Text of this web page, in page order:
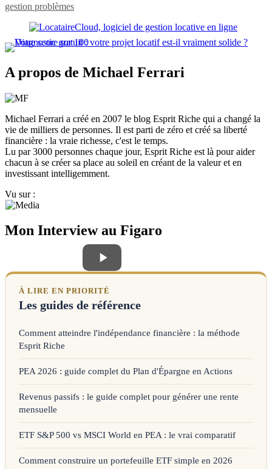
gestion problèmes
A propos de Michael Ferrari
Michael Ferrari a créé en 2007 le blog Esprit Riche qui a changé la
vie de milliers de personnes. Il est parti de zéro et créé sa liberté
financière : la vraie richesse, c'est le temps.
Lu par 3000 personnes chaque jour, Esprit Riche est là pour aider
chacun à se créer sa place au soleil en créant de la valeur et en
investissant intelligemment.
Vu sur :
Mon Interview au Figaro
À LIRE EN PRIORITÉ
Les guides de référence
Comment atteindre l'indépendance financière : la méthode
Esprit Riche
PEA 2026 : guide complet du Plan d'Épargne en Actions
Revenus passifs : le guide complet pour générer une rente
mensuelle
ETF S&P 500 vs MSCI World en PEA : le vrai comparatif
Comment construire un portefeuille ETF simple en 2026